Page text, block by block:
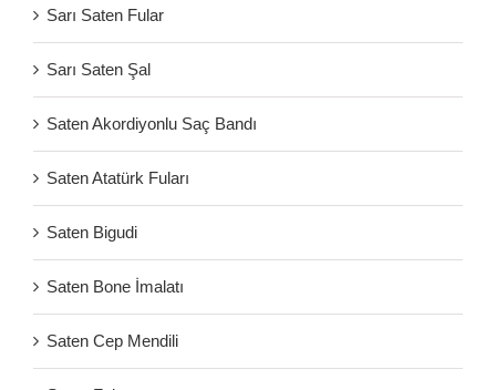
Sarı Saten Fular
Sarı Saten Şal
Saten Akordiyonlu Saç Bandı
Saten Atatürk Fuları
Saten Bigudi
Saten Bone İmalatı
Saten Cep Mendili